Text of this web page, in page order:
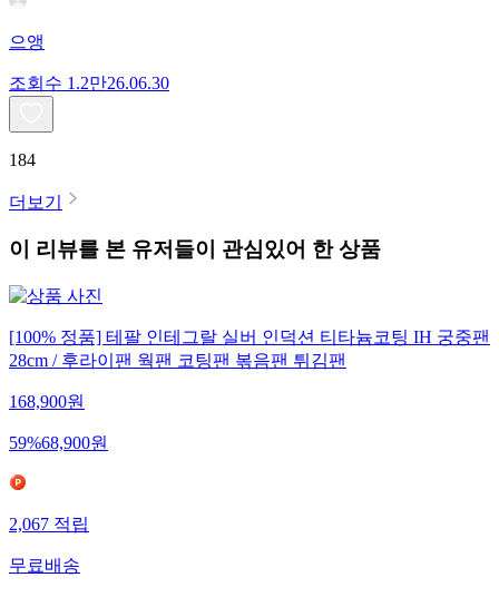
으앵
조회수 1.2만26.06.30
184
더보기
이 리뷰를 본 유저들이 관심있어 한 상품
[100% 정품] 테팔 인테그랄 실버 인덕션 티타늄코팅 IH 궁중팬
28cm / 후라이팬 웍팬 코팅팬 볶음팬 튀김팬
168,900원
59%68,900원
2,067 적립
무료배송